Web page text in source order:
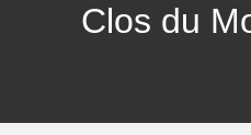
Clos du